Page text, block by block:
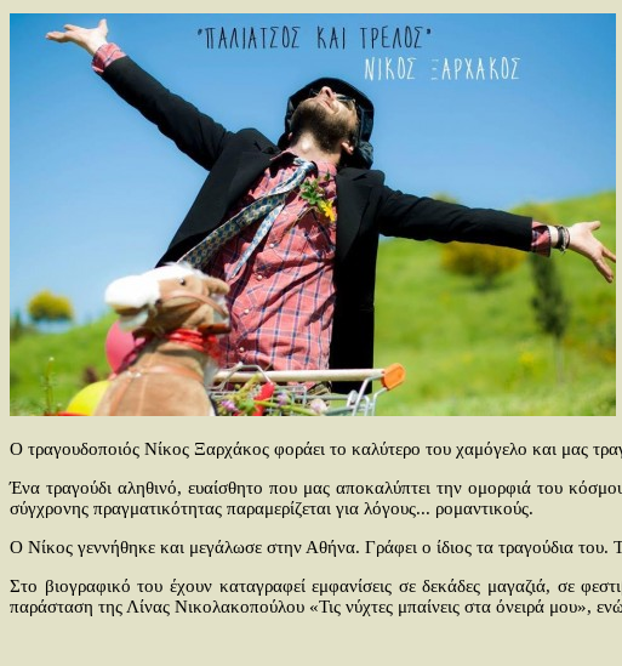
Ο τραγουδοποιός Νίκος Ξαρχάκος φοράει το καλύτερο του χαμόγελο και μας
Ένα τραγούδι αληθινό, ευαίσθητο που μας αποκαλύπτει την ομορφιά του
σύγχρονης πραγματικότητας παραμερίζεται για λόγους... ρομαντικούς.
Ο Νίκος γεννήθηκε και μεγάλωσε στην Αθήνα. Γράφει ο ίδιος τα τραγούδια
Στο βιογραφικό του έχουν καταγραφεί εμφανίσεις σε δεκάδες μαγαζιά, σε
παράσταση της Λίνας Νικολακοπούλου «Τις νύχτες μπαίνεις στα όνειρά μου»,